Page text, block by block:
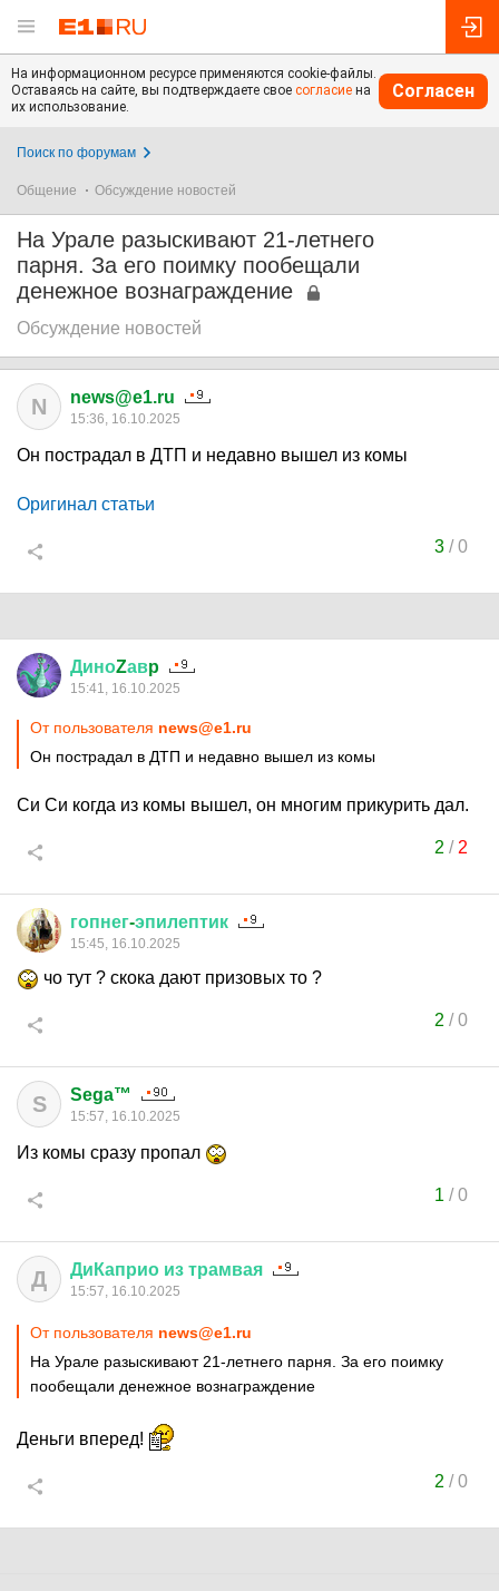
На информационном ресурсе применяются cookie-файлы.
Оставаясь на сайте, вы подтверждаете свое согласие на
их использование.
Согласен
Поиск по форумам
Общение Обсуждение новостей
На Урале разыскивают 21-летнего
парня. За его поимку пообещали
денежное вознаграждение
Обсуждение новостей
N news@e1.ru
15:36, 16.10.2025
Он пострадал в ДТП и недавно вышел из комы
Оригинал статьи
3/0
ДиноZавp
15:41, 16.10.2025
От пользователя news@e1.ru
Он пострадал в ДТП и недавно вышел из комы
Си Си когда из комы вышел, он многим прикурить дал.
2 / 2
гопнег-эпилептик
15:45, 16.10.2025
чо тут ? скока дают призовых то ?
2 /0
S Sega™
15:57, 16.10.2025
Из комы сразу пропал
1 /0
Д ДиКаприо из трамвая
15:57, 16.10.2025
От пользователя news@e1.ru
На Урале разыскивают 21-летнего парня. За его поимку
пообещали денежное вознаграждение
Деньги вперед!
2 /0